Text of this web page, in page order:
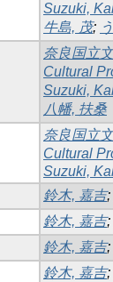
Suzuki,
牛島, 茂;
奈良国立
Cultural
Suzuki,
八幡, 扶桑
奈良国立
Cultural
Suzuki,
鈴木, 嘉吉;
鈴木, 嘉吉;
鈴木, 嘉吉;
鈴木, 嘉吉;